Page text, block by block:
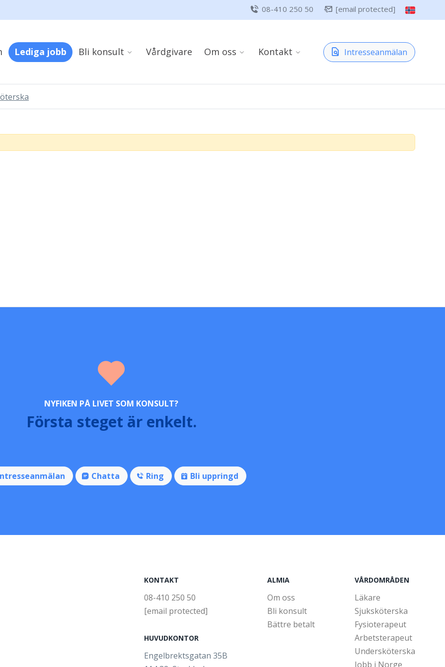
08-410 250 50 [email protected]
Lediga jobb Bli konsult Vårdgivare Om oss Kontakt Intresseanmälan
NYFIKEN PÅ LIVET SOM KONSULT?
Första steget är enkelt.
Chatta Ring Bli uppringd
KONTAKT
08-410 250 50
[email protected]
HUVUDKONTOR
Engelbrektsgatan 35B
ALMIA
Om oss
Bli konsult
Bättre betalt
VÅRDOMRÅDEN
Läkare
Sjuksköterska
Fysioterapeut
Arbetsterapeut
Undersköterska
Jobb i Norge